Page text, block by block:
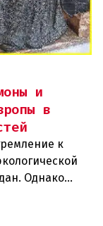
и
в
к
Однако